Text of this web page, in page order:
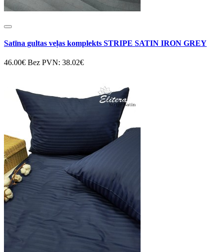
Satīna gultas veļas komplekts STRIPE SATIN IRON GREY
46.00€ Bez PVN: 38.02€